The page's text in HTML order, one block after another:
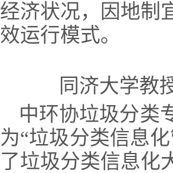
经济状况，因地制
效运行模式。
同济大学教
中环协垃圾分类
为“垃圾分类信息
了垃圾分类信息化